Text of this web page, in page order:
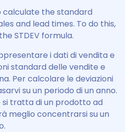
calculate the standard
and lead times. To do this,
STDEV formula.
i dati di vendita e
standard delle vendite e
Per calcolare le deviazioni
su un periodo di un anno.
si tratta di un prodotto ad
meglio concentrarsi su un